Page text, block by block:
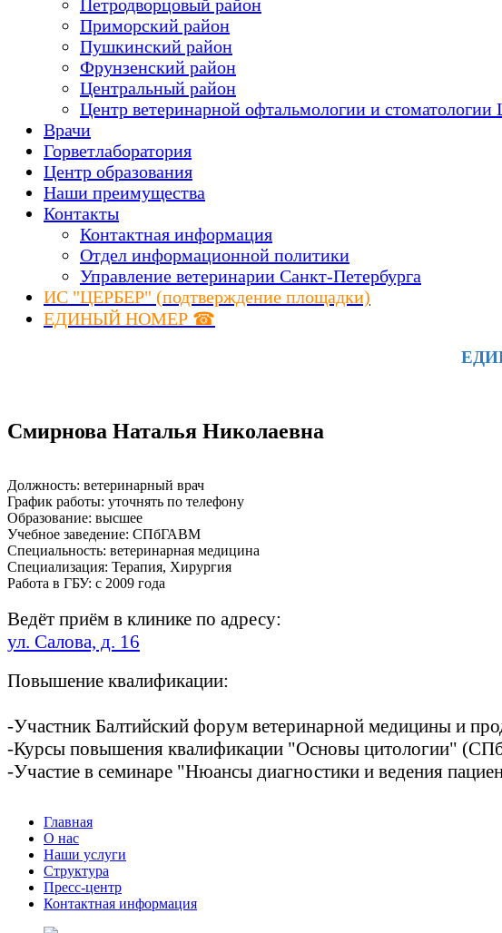
Петродворцовый район
Приморский район
Пушкинский район
Фрунзенский район
Цeнтральный район
Центр ветеринарной офтальмологии и
Врачи
Горветлаборатория
Центр образования
Наши преимущества
Контакты
Контактная информация
Отдел информационной политики
Управление ветеринарии Санкт-Петербурга
ИС "ЦЕРБЕР" (подтверждение площадки)
ЕДИНЫЙ НОМЕР ☎
Смирнова Наталья Николаевна
Должность: ветеринарный врач
График работы: уточнять по телефону
Образование: высшее
Учебное заведение: СПбГАВМ
Специальность: ветеринарная медицина
Специализация: Терапия, Хирургия
Работа в ГБУ: с 2009 года
Ведёт приём в клинике по адресу:
ул. Салова, д. 16
Повышение квалификации:
-Участник Балтийский форум ветеринарной медицины и
-Курсы повышения квалификации "Основы цитологии"
-Участие в семинаре "Нюансы диагностики и ведения
Главная
О нас
Наши услуги
Структура
Пресс-центр
Контактная информация